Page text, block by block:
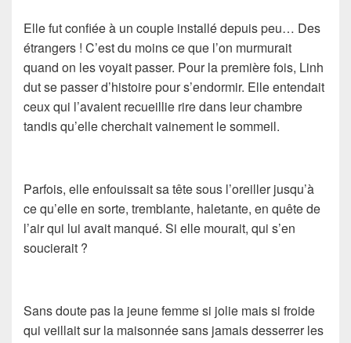
Elle fut confiée à un couple installé depuis peu… Des
étrangers ! C’est du moins ce que l’on murmurait
quand on les voyait passer. Pour la première fois, Linh
dut se passer d’histoire pour s’endormir. Elle entendait
ceux qui l’avaient recueillie rire dans leur chambre
tandis qu’elle cherchait vainement le sommeil.
Parfois, elle enfouissait sa tête sous l’oreiller jusqu’à
ce qu’elle en sorte, tremblante, haletante, en quête de
l’air qui lui avait manqué. Si elle mourait, qui s’en
soucierait ?
Sans doute pas la jeune femme si jolie mais si froide
qui veillait sur la maisonnée sans jamais desserrer les